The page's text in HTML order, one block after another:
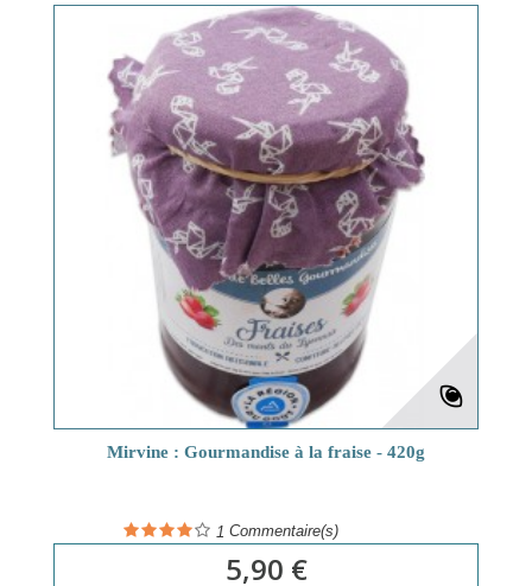
Mirvine : Gourmandise à la fraise - 420g
1 Commentaire(s)
5,90 €